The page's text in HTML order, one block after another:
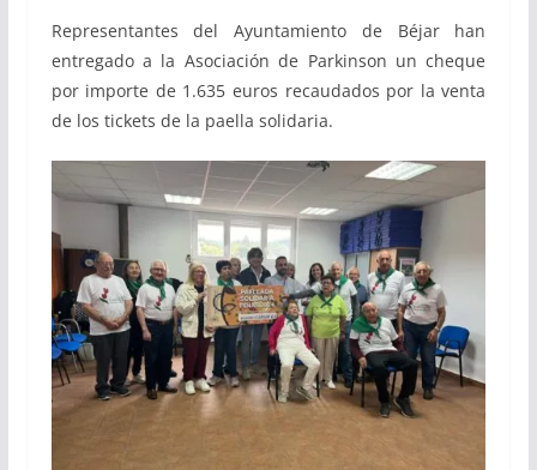
Representantes del Ayuntamiento de Béjar han
entregado a la Asociación de Parkinson un cheque
por importe de 1.635 euros recaudados por la venta
de los tickets de la paella solidaria.